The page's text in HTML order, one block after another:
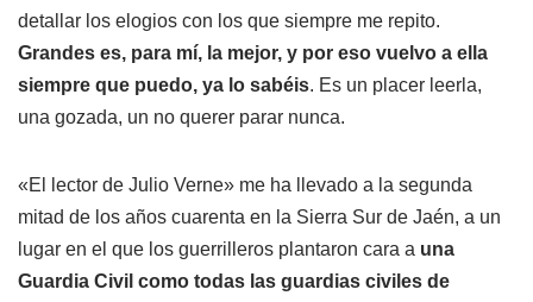
detallar los elogios con los que siempre me repito.
Grandes es, para mí, la mejor, y por eso vuelvo a ella
siempre que puedo, ya lo sabéis. Es un placer leerla,
una gozada, un no querer parar nunca.
«El lector de Julio Verne» me ha llevado a la segunda
mitad de los años cuarenta en la Sierra Sur de Jaén, a un
lugar en el que los guerrilleros plantaron cara a una
Guardia Civil como todas las guardias civiles de